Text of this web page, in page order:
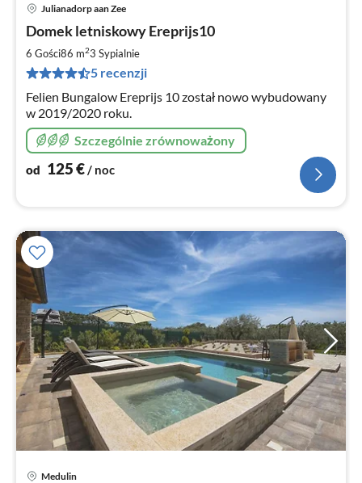
Julianadorp aan Zee
Domek letniskowy Ereprijs10
6 Gości86 m23 Sypialnie
5 recenzji
Felien Bungalow Ereprijs 10 został nowo wybudowany
w 2019/2020 roku.
Szczególnie zrównoważony
od 125€/ noc
Medulin